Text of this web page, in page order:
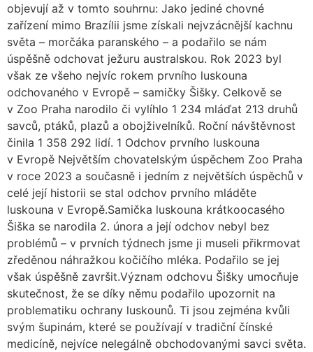
objevují až v tomto souhrnu: Jako jediné chovné
zařízení mimo Brazílii jsme získali nejvzácnější kachnu
světa – morčáka paranského – a podařilo se nám
úspěšně odchovat ježuru australskou. Rok 2023 byl
však ze všeho nejvíc rokem prvního luskouna
odchovaného v Evropě – samičky Šišky. Celkově se
v Zoo Praha narodilo či vylíhlo 1 234 mláďat 213 druhů
savců, ptáků, plazů a obojživelníků. Roční návštěvnost
činila 1 358 292 lidí. 1 Odchov prvního luskouna
v Evropě Největším chovatelským úspěchem Zoo Praha
v roce 2023 a současně i jedním z největších úspěchů v
celé její historii se stal odchov prvního mláděte
luskouna v Evropě.Samička luskouna krátkoocasého
Šiška se narodila 2. února a její odchov nebyl bez
problémů – v prvních týdnech jsme ji museli přikrmovat
zředěnou náhražkou kočičího mléka. Podařilo se jej
však úspěšně završit.Význam odchovu Šišky umocňuje
skutečnost, že se díky němu podařilo upozornit na
problematiku ochrany luskounů. Ti jsou zejména kvůli
svým šupinám, které se používají v tradiční čínské
medicíně, nejvíce nelegálně obchodovanými savci světa.